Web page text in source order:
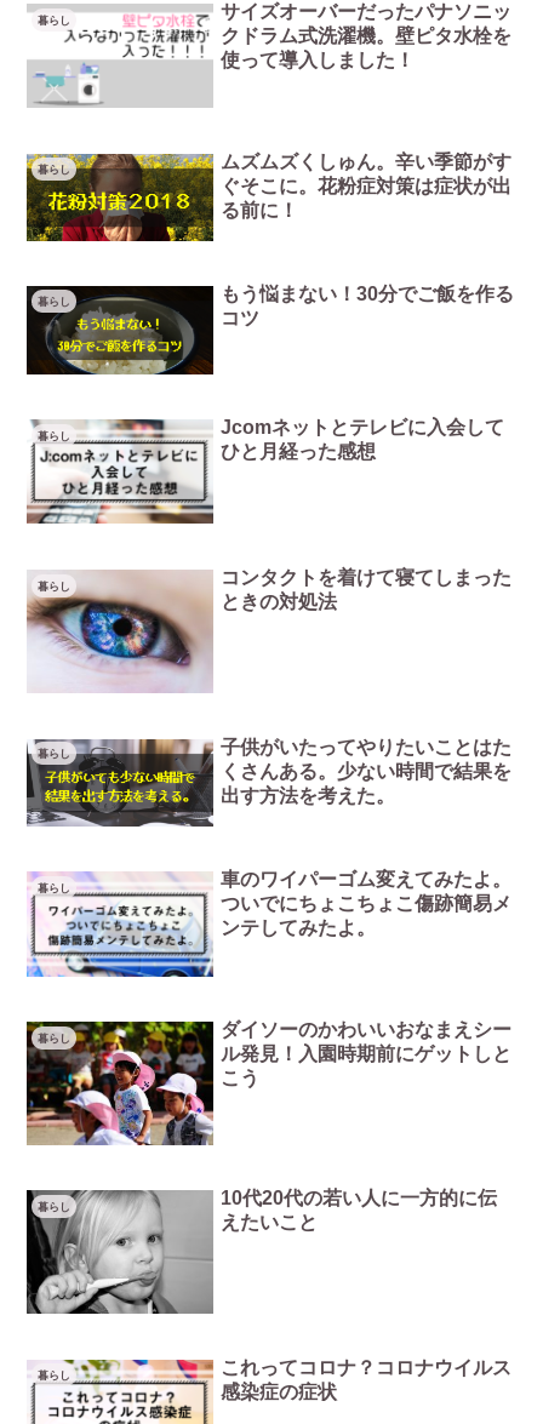
暮らし
サイズオーバーだったパナソニッ
クドラム式洗濯機。壁ピタ水栓を
使って導入しました！
暮らし
ムズムズくしゅん。辛い季節がす
ぐそこに。花粉症対策は症状が出
る前に！
暮らし
もう悩まない！30分でご飯を作る
コツ
暮らし
Jcomネットとテレビに入会して
ひと月経った感想
暮らし
コンタクトを着けて寝てしまった
ときの対処法
暮らし
子供がいたってやりたいことはた
くさんある。少ない時間で結果を
出す方法を考えた。
暮らし
車のワイパーゴム変えてみたよ。
ついでにちょこちょこ傷跡簡易メ
ンテしてみたよ。
暮らし
ダイソーのかわいいおなまえシー
ル発見！入園時期前にゲットしと
こう
暮らし
10代20代の若い人に一方的に伝
えたいこと
暮らし
これってコロナ？コロナウイルス
感染症の症状